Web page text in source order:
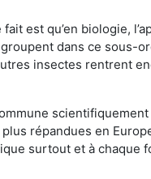
est qu’en biologie,
dans ce sous-
insectes rentrent
répandues en
surtout et à chaque